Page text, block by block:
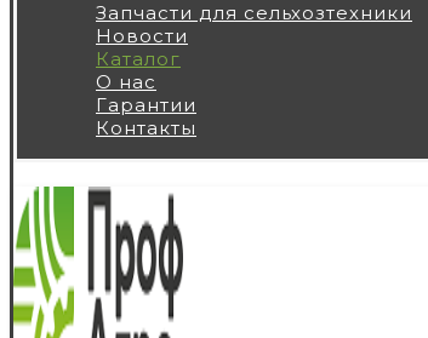
Запчасти для сельхозтехники
Новости
Каталог
О нас
Гарантии
Контакты